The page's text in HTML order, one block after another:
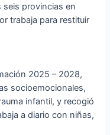
seis provincias en
trabaja para restituir
2025 – 2028,
socioemocionales,
infantil, y recogió
a diario con niñas,